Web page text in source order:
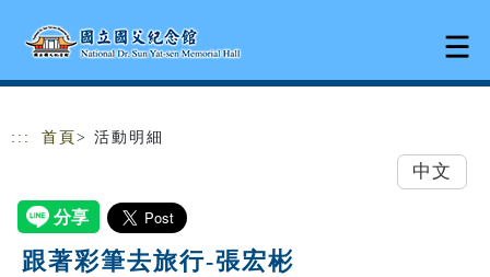
::: 首頁 > 活動明細
中文
跟著彩筆去旅行-張宏彬